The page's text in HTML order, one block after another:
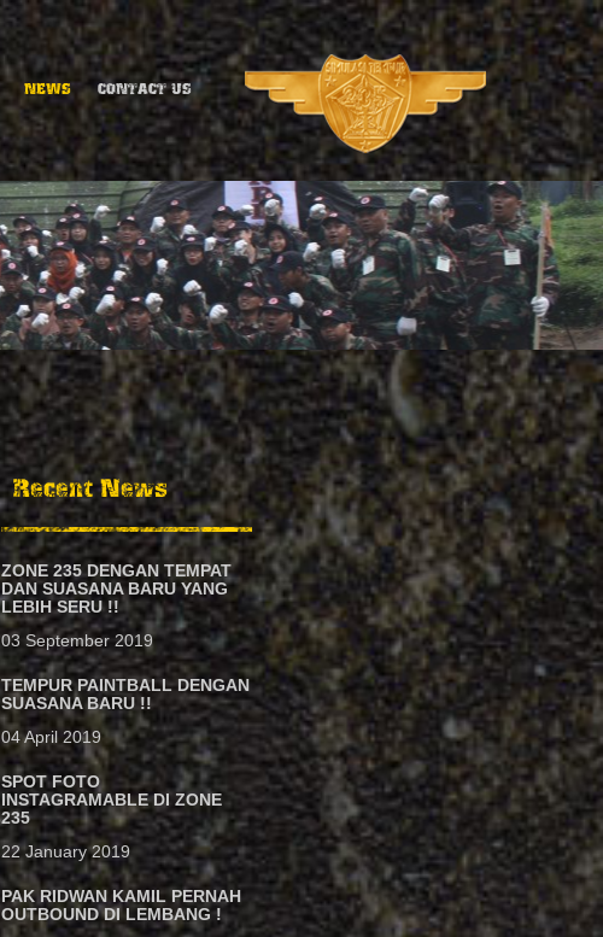
NEWS
CONTACT US
Recent News
ZONE 235 DENGAN TEMPAT
DAN SUASANA BARU YANG
LEBIH SERU !!
03 September 2019
TEMPUR PAINTBALL DENGAN
SUASANA BARU !!
04 April 2019
SPOT FOTO
INSTAGRAMABLE DI ZONE
235
22 January 2019
PAK RIDWAN KAMIL PERNAH
OUTBOUND DI LEMBANG !